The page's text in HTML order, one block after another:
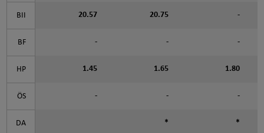
BII 20.57 20.75 -
BF - - -
HP 1.45 1.65 1.80
ÖS - - -
DA * *